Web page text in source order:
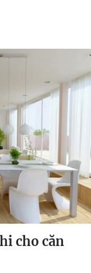
cho căn